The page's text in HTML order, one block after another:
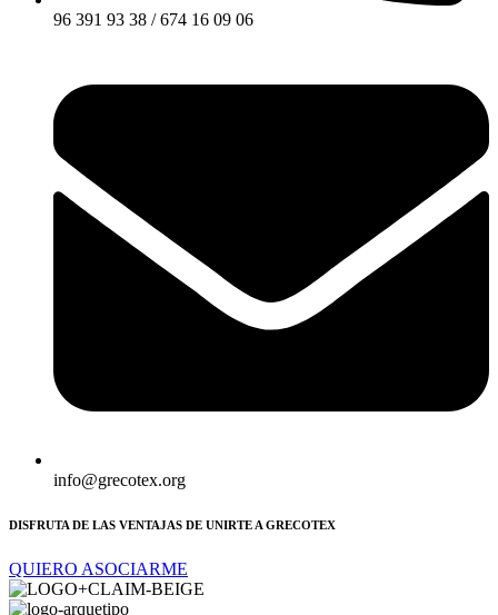
96 391 93 38 / 674 16 09 06
info@grecotex.org
DISFRUTA DE LAS VENTAJAS DE UNIRTE A GRECOTEX
QUIERO ASOCIARME